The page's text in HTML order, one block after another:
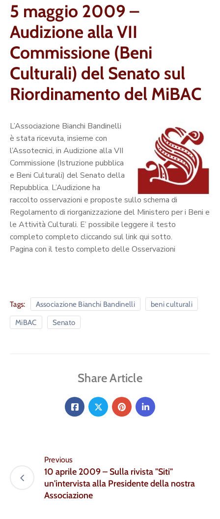
5 maggio 2009 –
Audizione alla VII
Commissione (Beni
Culturali) del Senato sul
Riordinamento del MiBAC
L’Associazione Bianchi Bandinelli
è stata ricevuta, insieme con
l’Assotecnici, in Audizione alla VII
Commissione (Istruzione pubblica
e Beni Culturali) del Senato della
Repubblica. L’Audizione ha
raccolto osservazioni e proposte sullo schema di
Regolamento di riorganizzazione del Ministero per i Beni e
le Attività Culturali. E’ possibile leggere il testo
completo completo cliccando sul link qui sotto.
Pagina con il testo completo delle Osservazioni
Tags: Associazione Bianchi Bandinelli beni culturali
MiBAC Senato
Share Article
Previous
10 aprile 2009 – Sulla rivista "Siti"
un'intervista alla Presidente della nostra
Associazione